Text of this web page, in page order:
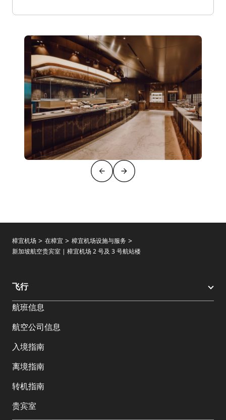
樟宜机场 在樟宜
樟宜机场设施与服务
新加坡航空贵宾室 | 樟宜机场 2 号及 3 号航站楼
飞行
航班信息
航空公司信息
入境指南
离境指南
转机指南
贵宾室